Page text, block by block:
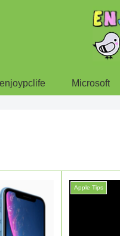
enjoypclife Microsoft
Apple Tips